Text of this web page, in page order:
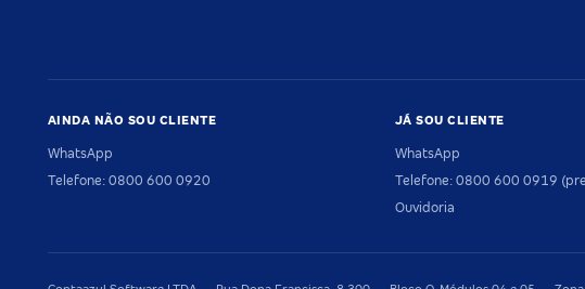
AINDA NÃO SOU CLIENTE
WhatsApp
Telefone: 0800 600 0920
JÁ SOU CLIENTE
WhatsApp
Telefone: 0800 600 0919
Ouvidoria